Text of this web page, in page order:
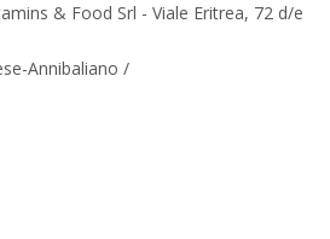
& Food Srl - Viale Eritrea, 72 d/e
Annibaliano /